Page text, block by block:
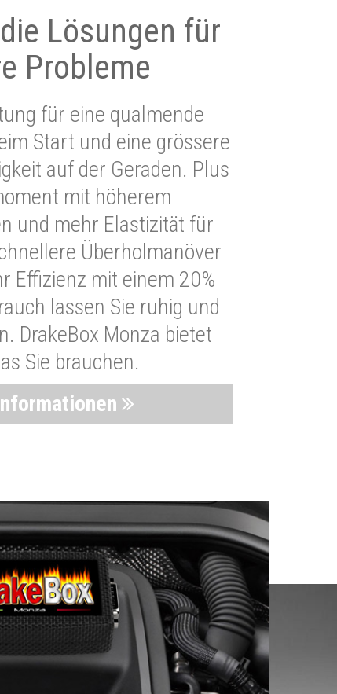
Lösungen für
Probleme
für eine qualmende
Start und eine grössere
auf der Geraden. Plus
mit höherem
und mehr Elastizität für
Überholmanöver
Effizienz mit einem 20%
lassen Sie ruhig und
DrakeBox Monza bietet
Sie brauchen.